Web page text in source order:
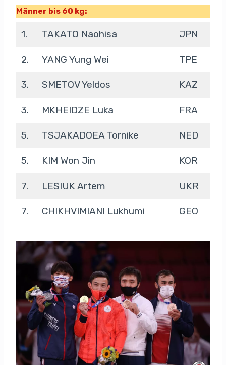
Männer bis 60 kg:
1. TAKATO Naohisa JPN
2. YANG Yung Wei TPE
3. SMETOV Yeldos KAZ
3. MKHEIDZE Luka FRA
5. TSJAKADOEA Tornike NED
5. KIM Won Jin KOR
7. LESIUK Artem UKR
7. CHIKHVIMIANI Lukhumi GEO